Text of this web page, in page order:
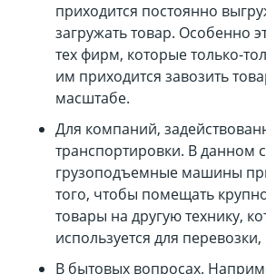
приходится постоянно
загружать товар. Особенно
тех фирм, которые только-
им приходится завозить
масштабе.
Для компаний,
транспортировки. В данном
грузоподъемные машины
того, чтобы помещать
товары на другую технику,
используется для
В бытовых вопросах.